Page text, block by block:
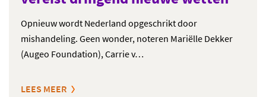
Opnieuw wordt Nederland opgeschrikt door
mishandeling. Geen wonder, noteren Mariëlle Dekker
(Augeo Foundation), Carrie v…
LEES MEER